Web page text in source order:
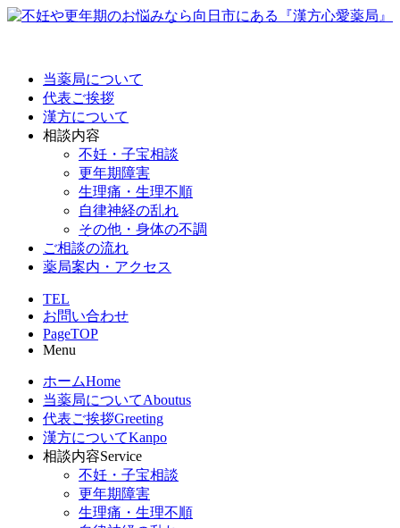
当薬局について
代表ご挨拶
漢方について
相談内容
不妊・子宝相談
更年期障害
生理痛・生理不順
自律神経の乱れ
その他・身体の不調
ご相談の流れ
薬局案内・アクセス
TEL
お問い合わせ
PageTOP
Menu
ホームHome
当薬局についてAboutus
代表ご挨拶Greeting
漢方についてKanpo
相談内容Service
不妊・子宝相談
更年期障害
生理痛・生理不順